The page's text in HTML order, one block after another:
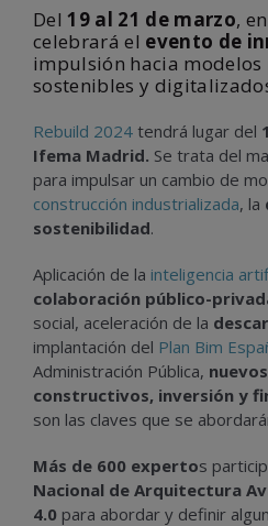
Del19 al 21 de marzo,
celebrará el evento de
impulsión hacia
sostenibles y
Rebuild 2024 tendrá lugar del
Ifema Madrid. Se trata del
para impulsar un cambio de
construcción industrializada, la
sostenibilidad.
Aplicación de la inteligencia
colaboración público-
social, aceleración de la
implantación del Plan Bim
Administración Pública,
constructivos, inversión y
son las claves que se
Más de 600 expertos
Nacional de Arquitectura
4.0 para abordar y definir